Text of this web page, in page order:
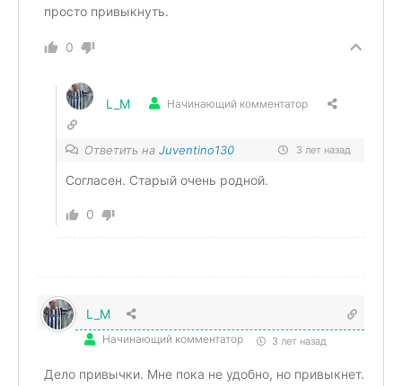
просто привыкнуть.
0
L_M Начинающий комментатор
Ответить на Juventino130 3 лет назад
Согласен. Старый очень родной.
0
L_M
Начинающий комментатор 3 лет назад
Дело привычки. Мне пока не удобно, но привыкнет.